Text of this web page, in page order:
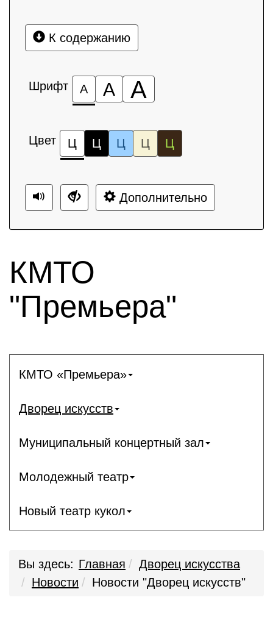
К содержанию
Шрифт А А А
Цвет Ц Ц Ц Ц Ц
Дополнительно
КМТО
"Премьера"
КМТО «Премьера»
Дворец искусств
Муниципальный концертный зал
Молодежный театр
Новый театр кукол
Вы здесь: Главная
Дворец искусства
Новости
Новости "Дворец искусств"